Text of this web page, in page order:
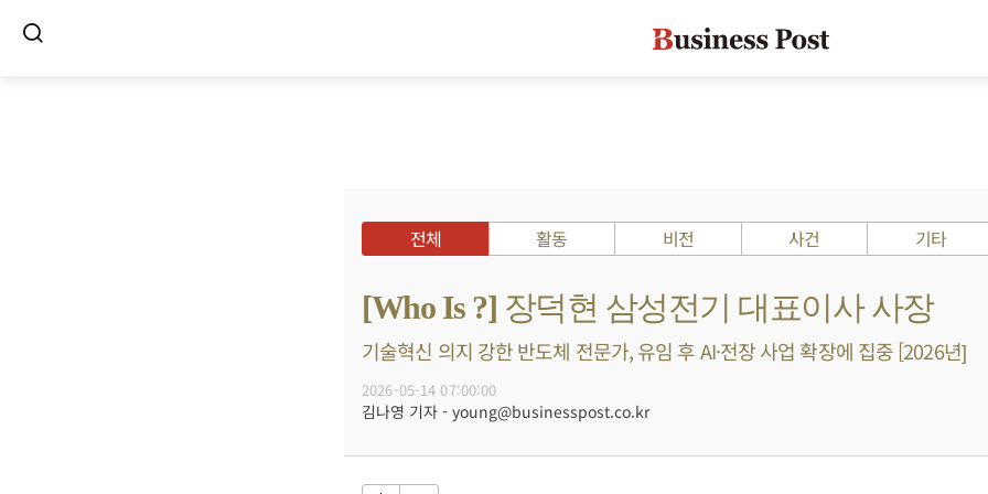
전체 활동 비전 사건 기타
[Who Is ?] 장덕현 삼성전기 대표이사 사장
기술혁신 의지 강한 반도체 전문가, 유임 후 AI·전장 사업 확장에 집중 [2026년]
2026-05-14 07:00:00
김나영 기자 - young@businesspost.co.kr